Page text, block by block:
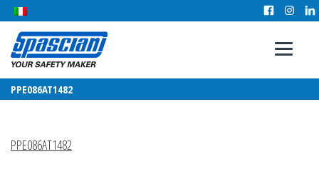
PPE086AT1482
PPE086AT1482